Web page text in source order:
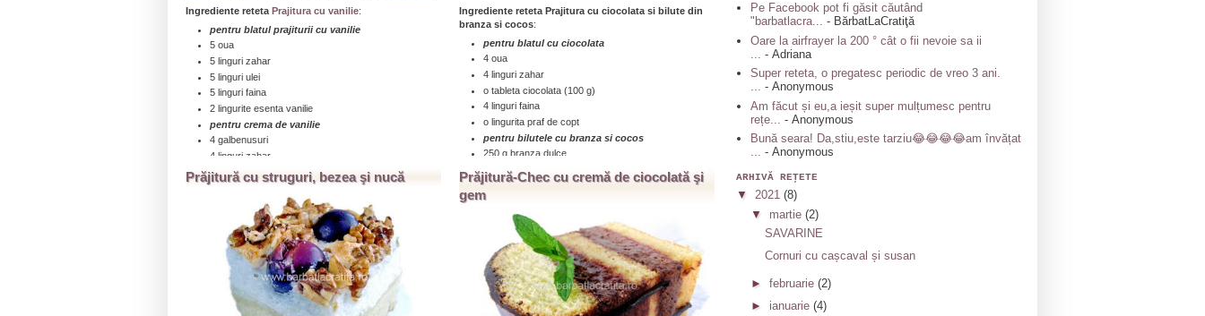
Ingrediente reteta Prajitura cu vanilie:
pentru blatul prajiturii cu vanilie
5 oua
5 linguri zahar
5 linguri ulei
5 linguri faina
2 lingurite esenta vanilie
pentru crema de vanilie
4 galbenusuri
4 linguri zahar
4 linguri faina
1/2 litru lapte
200 g unt (un pachet) sau margarina
2 lingurite esenta vanilie
...click aici pentru a citi toată reţeta » » »
Ingrediente reteta Prajitura cu ciocolata si bilute din
branza si cocos:
pentru blatul cu ciocolata
4 oua
4 linguri zahar
o tableta ciocolata (100 g)
4 linguri faina
o lingurita praf de copt
pentru bilutele cu branza si cocos
250 g branza dulce
70 g nuca de cocos rasa
2 oua
2 linguri zahar
...click aici pentru a citi toată reţeta » » »
Prăjitură cu struguri, bezea şi nucă
Prăjitură-Chec cu cremă de ciocolată şi
gem
Pe Facebook pot fi găsit căutând
"barbatlacra... - BărbatLaCratiţă
Oare la airfrayer la 200 ° cât o fii nevoie sa ii
- Adriana
Super reteta, o pregatesc periodic de vreo 3 ani.
... - Anonymous
Am făcut și eu,a ieșit super mulțumesc pentru
rețe...
- Anonymous
Bună seara! Da,stiu,este tarziu😂😂😂😂am învățat
... - Anonymous
ARHIVĂ REŢETE
▼ 2021 (8)
▼ martie (2)
SAVARINE
Cornuri cu cașcaval și susan
► februarie (2)
► ianuarie (4)